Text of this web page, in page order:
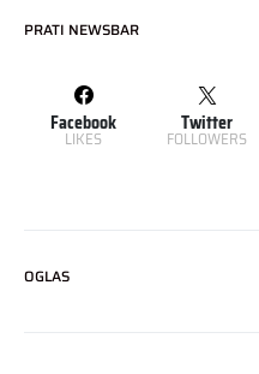
PRATI NEWSBAR
Facebook
LIKES
Twitter
FOLLOWERS
OGLAS